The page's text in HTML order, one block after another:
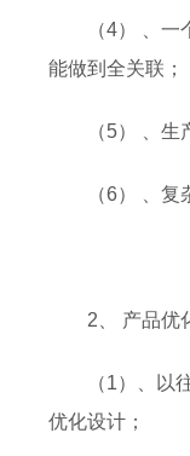
（4） 、
能做到全关联；
（5） 、
（6） 、
2、 产品优
（1）、以
优化设计；